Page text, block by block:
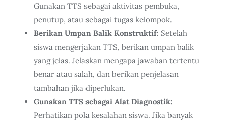
Gunakan TTS sebagai aktivitas pembuka,
penutup, atau sebagai tugas kelompok.
Berikan Umpan Balik Konstruktif: Setelah
siswa mengerjakan TTS, berikan umpan balik
yang jelas. Jelaskan mengapa jawaban tertentu
benar atau salah, dan berikan penjelasan
tambahan jika diperlukan.
Gunakan TTS sebagai Alat Diagnostik:
Perhatikan pola kesalahan siswa. Jika banyak